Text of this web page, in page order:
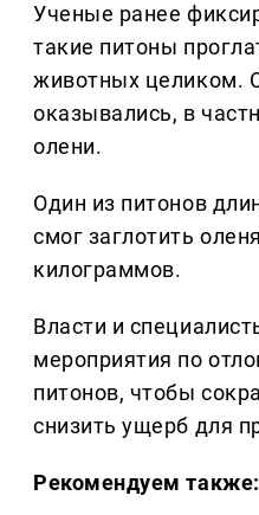
Ученые ранее
такие питоны
животных целиком.
оказывались, в
олени.
Один из питонов
смог заглотить
килограммов.
Власти и
мероприятия по
питонов, чтобы
снизить ущерб для
Рекомендуем также: